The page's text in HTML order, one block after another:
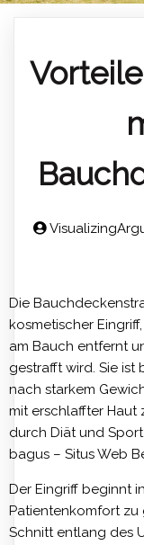
Die
kosmetischer
am Bauch entfernt
gestrafft wird. Sie ist
nach starkem
mit erschlaffter Haut
durch Diät und
bagus – Situs Web
Der Eingriff beginnt
Patientenkomfort zu
Schnitt entlang des